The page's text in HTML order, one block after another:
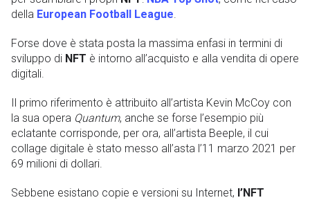
della European Football League
Forse dove è stata posta la massima enfasi in termini di
sviluppo di NFT è intorno all’acquisto e alla vendita di opere
digitali.
Il primo riferimento è attribuito all’artista Kevin McCoy con
la sua opera Quantum, anche se forse l’esempio più
eclatante corrisponde, per ora, all’artista Beeple, il cui
collage digitale è stato messo all’asta l’11 marzo 2021 per
69 milioni di dollari.
Sebbene esistano copie e versioni su Internet, l’NFT